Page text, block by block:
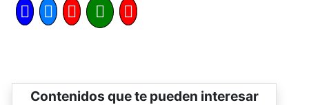
Contenidos que te pueden interesar